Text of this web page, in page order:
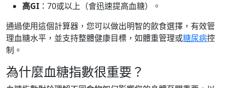
高GI ：70或以上（會迅速提高血糖）。
通過使用這個計算器，您可以做出明智的飲食選擇，有效管
理血糖水平，並支持整體健康目標，如體重管理或糖尿病控
制。
為什麼血糖指數很重要？